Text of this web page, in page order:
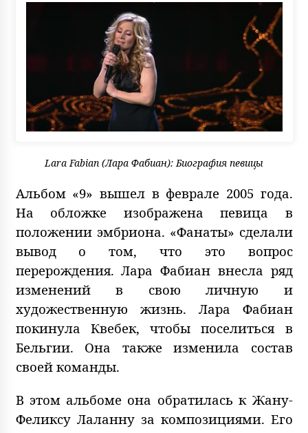
Lara Fabian (Лара Фабиан): Биография певицы
Альбом «9» вышел в феврале 2005 года.
На обложке изображена певица в
положении эмбриона. «Фанаты» сделали
вывод о том, что это вопрос
перерождения. Лара Фабиан внесла ряд
изменений в свою личную и
художественную жизнь. Лара Фабиан
покинула Квебек, чтобы поселиться в
Бельгии. Она также изменила состав
своей команды.
В этом альбоме она обратилась к Жану-
Феликсу Лаланну за композициями. Его